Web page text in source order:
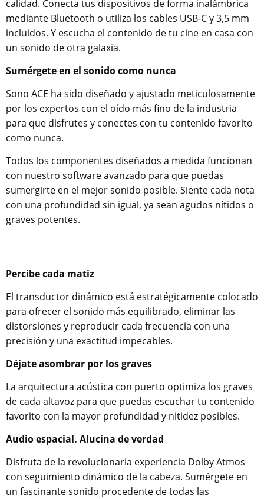
calidad. Conecta tus dispositivos de forma inalámbrica
mediante Bluetooth o utiliza los cables USB-C y 3,5 mm
incluidos. Y escucha el contenido de tu cine en casa con
un sonido de otra galaxia.
Sumérgete en el sonido como nunca
Sono ACE ha sido diseñado y ajustado meticulosamente
por los expertos con el oído más fino de la industria
para que disfrutes y conectes con tu contenido favorito
como nunca.
Todos los componentes diseñados a medida funcionan
con nuestro software avanzado para que puedas
sumergirte en el mejor sonido posible. Siente cada nota
con una profundidad sin igual, ya sean agudos nítidos o
graves potentes.
Percibe cada matiz
El transductor dinámico está estratégicamente colocado
para ofrecer el sonido más equilibrado, eliminar las
distorsiones y reproducir cada frecuencia con una
precisión y una exactitud impecables.
Déjate asombrar por los graves
La arquitectura acústica con puerto optimiza los graves
de cada altavoz para que puedas escuchar tu contenido
favorito con la mayor profundidad y nitidez posibles.
Audio espacial. Alucina de verdad
Disfruta de la revolucionaria experiencia Dolby Atmos
con seguimiento dinámico de la cabeza. Sumérgete en
un fascinante sonido procedente de todas las